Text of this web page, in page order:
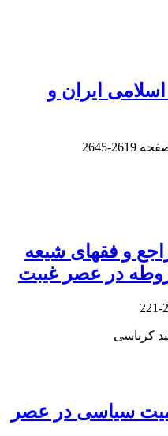
ایران و
2619-2645
و فقهای شیعه
در عصر غیبت
کرباسی
سیاسی در عصر